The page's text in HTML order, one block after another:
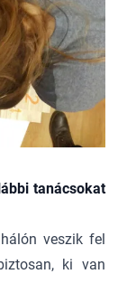
tanácsokat
veszik fel
ki van